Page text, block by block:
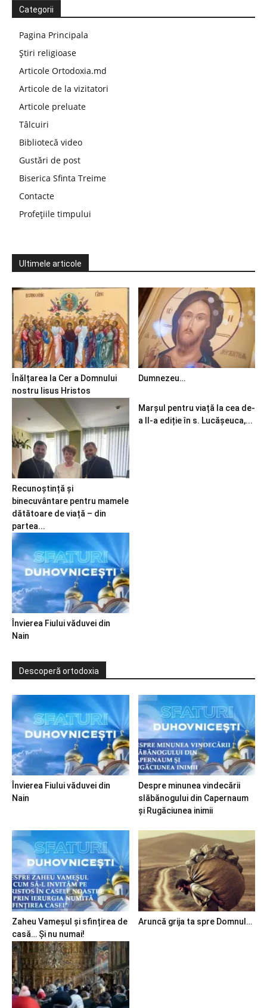
Categorii
Pagina Principala
Știri religioase
Articole Ortodoxia.md
Articole de la vizitatori
Articole preluate
Tâlcuiri
Bibliotecă video
Gustări de post
Biserica Sfinta Treime
Contacte
Profețiile timpului
Ultimele articole
Înălțarea la Cer a Domnului
nostru Iisus Hristos
Dumnezeu…
Recunoștință și
binecuvântare pentru mamele
dătătoare de viață – din
partea...
Marșul pentru viață la cea de-
a II-a ediție în s. Lucășeuca,...
Învierea Fiului văduvei din
Nain
Descoperă ortodoxia
Învierea Fiului văduvei din
Nain
Despre minunea vindecării
slăbănogului din Capernaum
și Rugăciunea inimii
Zaheu Vameșul și sfințirea de
casă… Și nu numai!
Aruncă grija ta spre Domnul…